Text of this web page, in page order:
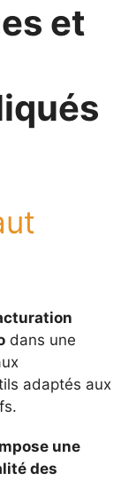
et
dans une
adaptés aux
une
des